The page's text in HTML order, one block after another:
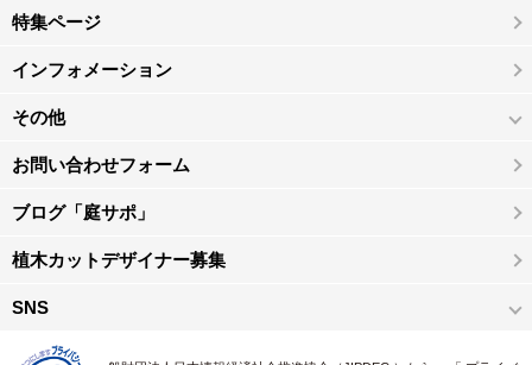
特集ページ
インフォメーション
その他
お問い合わせフォーム
ブログ「庭サポ」
植木カットデザイナー募集
SNS